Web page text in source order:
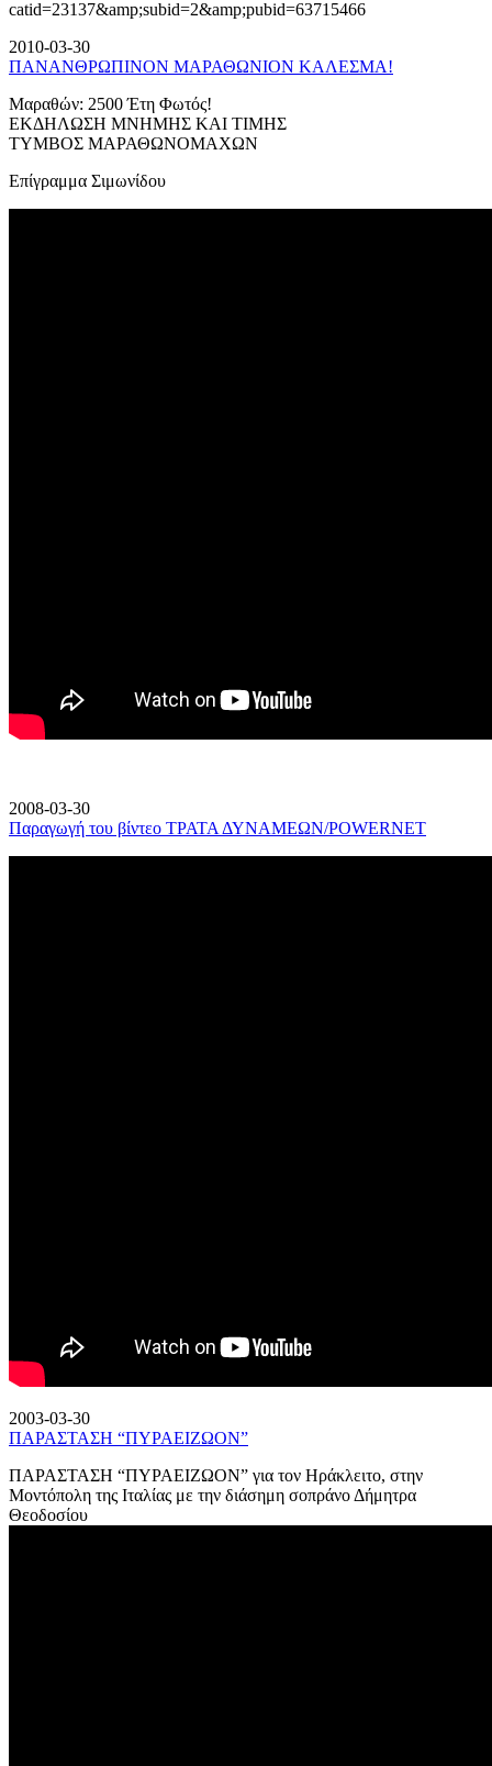
catid=23137&amp;subid=2&amp;pubid=63715466
2010-03-30
ΠΑΝΑΝΘΡΩΠΙΝΟΝ ΜΑΡΑΘΩΝΙΟΝ ΚΑΛΕΣΜΑ!
Μαραθών: 2500 Έτη Φωτός!
ΕΚΔΗΛΩΣΗ ΜΝΗΜΗΣ ΚΑΙ ΤΙΜΗΣ
ΤΥΜΒΟΣ ΜΑΡΑΘΩΝΟΜΑΧΩΝ
Επίγραμμα Σιμωνίδου
2008-03-30
Παραγωγή του βίντεο ΤΡΑΤΑ ΔΥΝΑΜΕΩΝ/POWERNET
2003-03-30
ΠΑΡΑΣΤΑΣΗ “ΠΥΡΑΕΙΖΩΟΝ”
ΠΑΡΑΣΤΑΣΗ “ΠΥΡΑΕΙΖΩΟΝ” για τον Ηράκλειτο, στην
Μοντόπολη της Ιταλίας με την διάσημη σοπράνο Δήμητρα
Θεοδοσίου